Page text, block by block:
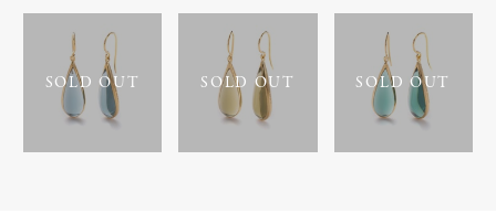
SOLD OUT SOLD OUT SOLD OUT